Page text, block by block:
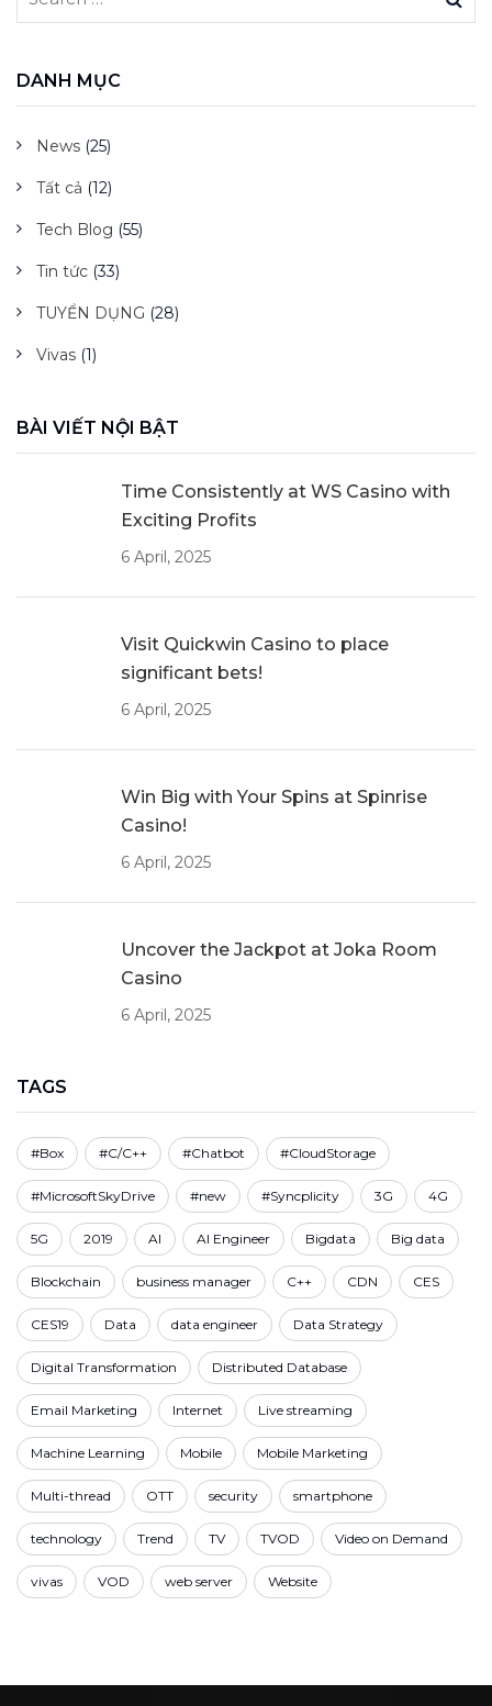
DANH MỤC
News (25)
Tất cả (12)
Tech Blog (55)
Tin tức (33)
TUYỂN DỤNG (28)
Vivas (1)
BÀI VIẾT NỘI BẬT
Time Consistently at WS Casino with
Exciting Profits
6 April, 2025
Visit Quickwin Casino to place
significant bets!
6 April, 2025
Win Big with Your Spins at Spinrise
Casino!
6 April, 2025
Uncover the Jackpot at Joka Room
Casino
6 April, 2025
TAGS
#Box #C/C++ #Chatbot #CloudStorage
#MicrosoftSkyDrive #new #Syncplicity 3G 4G
5G 2019 AI AI Engineer Bigdata Big data
Blockchain business manager C++ CDN CES
CES19 Data data engineer Data Strategy
Digital Transformation Distributed Database
Email Marketing Internet Live streaming
Machine Learning Mobile Mobile Marketing
Multi-thread OTT security smartphone
technology Trend TV TVOD Video on Demand
vivas VOD web server Website